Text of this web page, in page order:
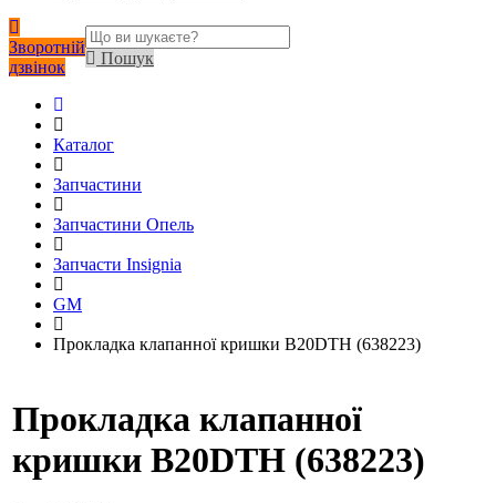
Зворотній
дзвінок
Пошук
Каталог
Запчастини
Запчастини Опель
Запчасти Insignia
GM
Прокладка клапанної кришки В20DTH (638223)
Прокладка клапанної
кришки В20DTH (638223)